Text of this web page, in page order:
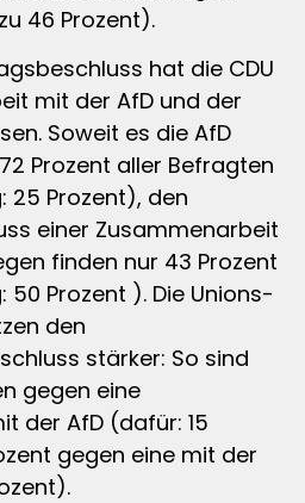
46 Prozent).
hat die CDU
mit der AfD und der
Soweit es die AfD
Prozent aller Befragten
25 Prozent), den
einer Zusammenarbeit
finden nur 43 Prozent
Prozent ). Die Unions-
den
stärker: So sind
gegen eine
der AfD (dafür: 15
gegen eine mit der